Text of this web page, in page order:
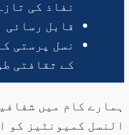
نفاذ کی
قابل رسائی
نسل پرستی
کے ثقافتی
ہمارے کام میں
النسل کمیونٹیز کو